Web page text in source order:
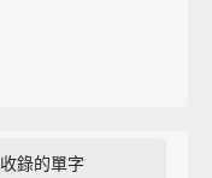
收錄的單字